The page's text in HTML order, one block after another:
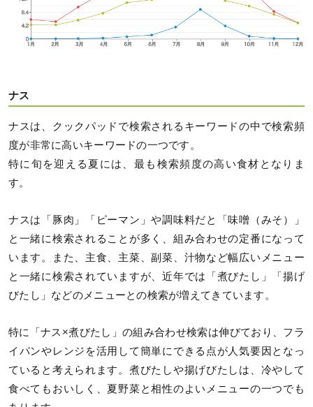
ナス
ナスは、クックパッドで検索されるキーワードの中で検索頻
度が非常に高いキーワードの一つです。
特に旬を迎える夏には、最も検索頻度の高い食材となりま
す。
ナスは「豚肉」「ピーマン」や調味料だと「味噌（みそ）」
と一緒に検索されることが多く、組み合わせの定番になって
います。また、主食、主菜、副菜、汁物など幅広いメニュー
と一緒に検索されていますが、近年では「煮びたし」「揚げ
びたし」などのメニューとの検索が増えてきています。
特に「ナス×煮びたし」の組み合わせ検索は伸びており、フラ
イパンやレンジを活用して簡単にできる点が人気要因となっ
ていると考えられます。煮びたしや揚げびたしは、冷やして
食べてもおいしく、夏野菜と相性のよいメニューの一つでも